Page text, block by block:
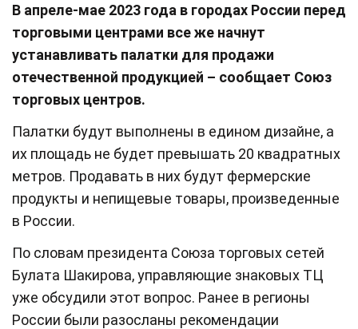
В апреле-мае 2023 года в городах России перед
торговыми центрами все же начнут
устанавливать палатки для продажи
отечественной продукцией – сообщает Союз
торговых центров.
Палатки будут выполнены в едином дизайне, а
их площадь не будет превышать 20 квадратных
метров. Продавать в них будут фермерские
продукты и непищевые товары, произведенные
в России.
По словам президента Союза торговых сетей
Булата Шакирова, управляющие знаковых ТЦ
уже обсудили этот вопрос. Ранее в регионы
России были разосланы рекомендации